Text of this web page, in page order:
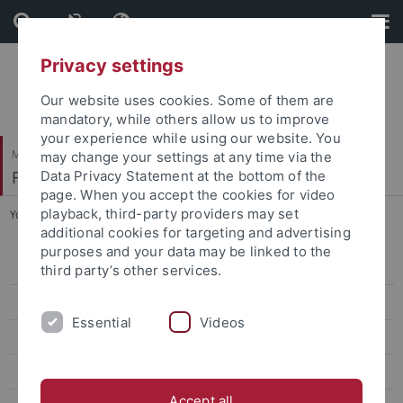
Skip
to
content
Skip
to
footer
Mathematisch-Naturwissenschaftliche Fakultät
Fachbereich Mathematik
You are here: Startseite ... DMV Mathemacherin des Monats
Studiengänge
Studienanfänger
Privacy settings
Our website uses cookies. Some of them are
mandatory, while others allow us to improve
your experience while using our website. You
may change your settings at any time via the
Data Privacy Statement at the bottom of the
page. When you accept the cookies for video
playback, third-party providers may set
additional cookies for targeting and advertising
purposes and your data may be linked to the
third party’s other services.
Essential Videos